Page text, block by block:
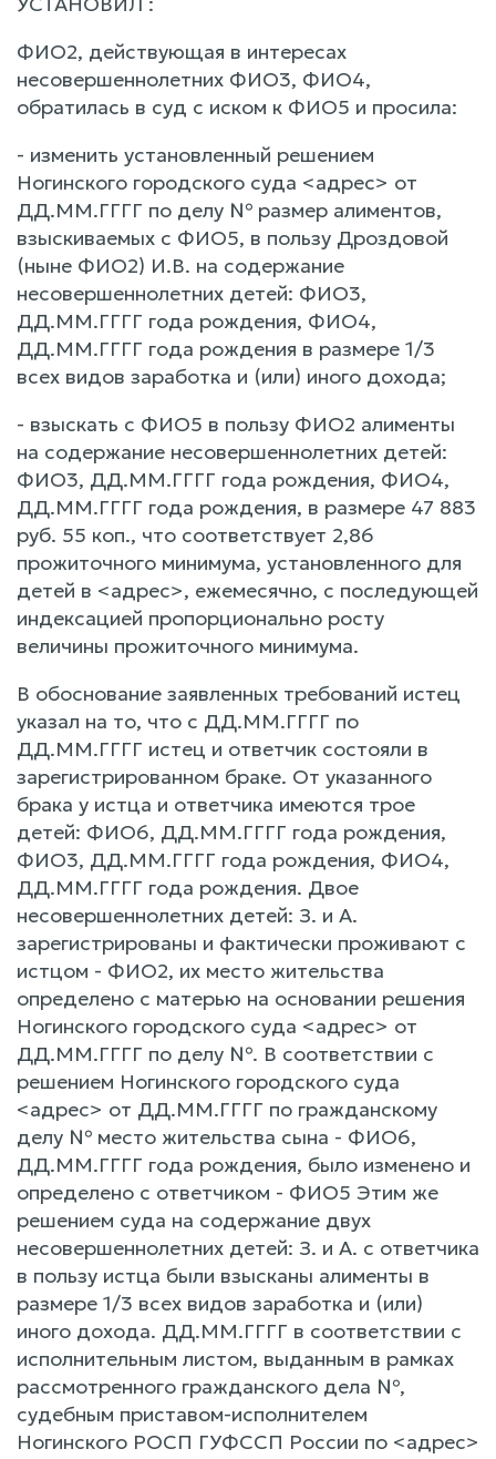
ФИО2, действующая в интересах
несовершеннолетних ФИО3, ФИО4,
обратилась в суд с иском к ФИО5 и просила:
- изменить установленный решением
Ногинского городского суда <адрес> от
ДД.ММ.ГГГГ по делу № размер алиментов,
взыскиваемых с ФИО5, в пользу Дроздовой
(ныне ФИО2) И.В. на содержание
несовершеннолетних детей: ФИО3,
ДД.ММ.ГГГГ года рождения, ФИО4,
ДД.ММ.ГГГГ года рождения в размере 1/3
всех видов заработка и (или) иного дохода;
- взыскать с ФИО5 в пользу ФИО2 алименты
на содержание несовершеннолетних детей:
ФИО3, ДД.ММ.ГГГГ года рождения, ФИО4,
ДД.ММ.ГГГГ года рождения, в размере 47 883
руб. 55 коп., что соответствует 2,86
прожиточного минимума, установленного для
детей в <адрес>, ежемесячно, с последующей
индексацией пропорционально росту
величины прожиточного минимума.
В обоснование заявленных требований истец
указал на то, что с ДД.ММ.ГГГГ по
ДД.ММ.ГГГГ истец и ответчик состояли в
зарегистрированном браке. От указанного
брака у истца и ответчика имеются трое
детей: ФИО6, ДД.ММ.ГГГГ года рождения,
ФИО3, ДД.ММ.ГГГГ года рождения, ФИО4,
ДД.ММ.ГГГГ года рождения. Двое
несовершеннолетних детей: З. и А.
зарегистрированы и фактически проживают с
истцом - ФИО2, их место жительства
определено с матерью на основании решения
Ногинского городского суда <адрес> от
ДД.ММ.ГГГГ по делу №. В соответствии с
решением Ногинского городского суда
<адрес> от ДД.ММ.ГГГГ по гражданскому
делу № место жительства сына - ФИО6,
ДД.ММ.ГГГГ года рождения, было изменено и
определено с ответчиком - ФИО5 Этим же
решением суда на содержание двух
несовершеннолетних детей: З. и А. с ответчика
в пользу истца были взысканы алименты в
размере 1/3 всех видов заработка и (или)
иного дохода. ДД.ММ.ГГГГ в соответствии с
исполнительным листом, выданным в рамках
рассмотренного гражданского дела №,
судебным приставом-исполнителем
Ногинского РОСП ГУФССП России по <адрес>